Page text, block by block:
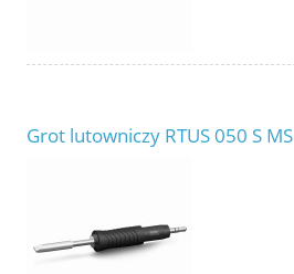
Grot lutowniczy RTUS 050 S MS